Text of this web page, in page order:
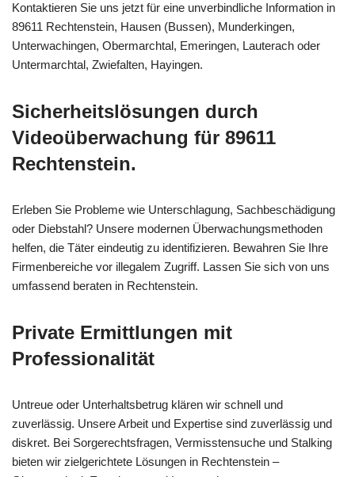
Kontaktieren Sie uns jetzt für eine unverbindliche Information in
89611 Rechtenstein, Hausen (Bussen), Munderkingen,
Unterwachingen, Obermarchtal, Emeringen, Lauterach oder
Untermarchtal, Zwiefalten, Hayingen.
Sicherheitslösungen durch
Videoüberwachung für 89611
Rechtenstein.
Erleben Sie Probleme wie Unterschlagung, Sachbeschädigung
oder Diebstahl? Unsere modernen Überwachungsmethoden
helfen, die Täter eindeutig zu identifizieren. Bewahren Sie Ihre
Firmenbereiche vor illegalem Zugriff. Lassen Sie sich von uns
umfassend beraten in Rechtenstein.
Private Ermittlungen mit
Professionalität
Untreue oder Unterhaltsbetrug klären wir schnell und
zuverlässig. Unsere Arbeit und Expertise sind zuverlässig und
diskret. Bei Sorgerechtsfragen, Vermisstensuche und Stalking
bieten wir zielgerichtete Lösungen in Rechtenstein –